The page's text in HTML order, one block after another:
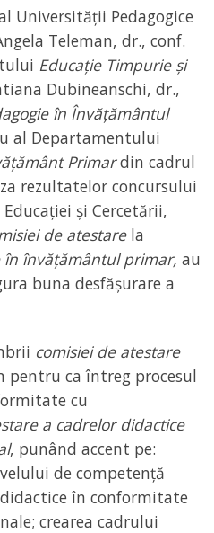
Universității Pedagogice
Teleman, dr., conf.
Educație Timpurie și
Dubineanschi, dr.,
în Învățământul
al Departamentului
Primardin cadrul
rezultatelor concursului
și Cercetării,
de atestarela
în învățământul primar, au
buna desfășurare a
comisiei de atestare
pentru ca întreg procesul
cu
a cadrelor didactice
, punând accent pe:
de competenţă
în conformitate
crearea cadrului